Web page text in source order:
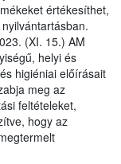
értékesíthet,
(XI. 15.) AM
helyi és
higiéniai előírásait
meg az
feltételeket,
hogy az